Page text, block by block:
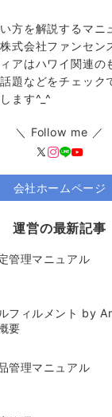
方を解説するマニ
式会社ファンセン
アはハワイ関連の
題などをチェック
ます^_^
＼ Follow me ／
会社ホームページ
運営の最新記事
管理マニュアル
フィルメント by
要
管理マニュアル